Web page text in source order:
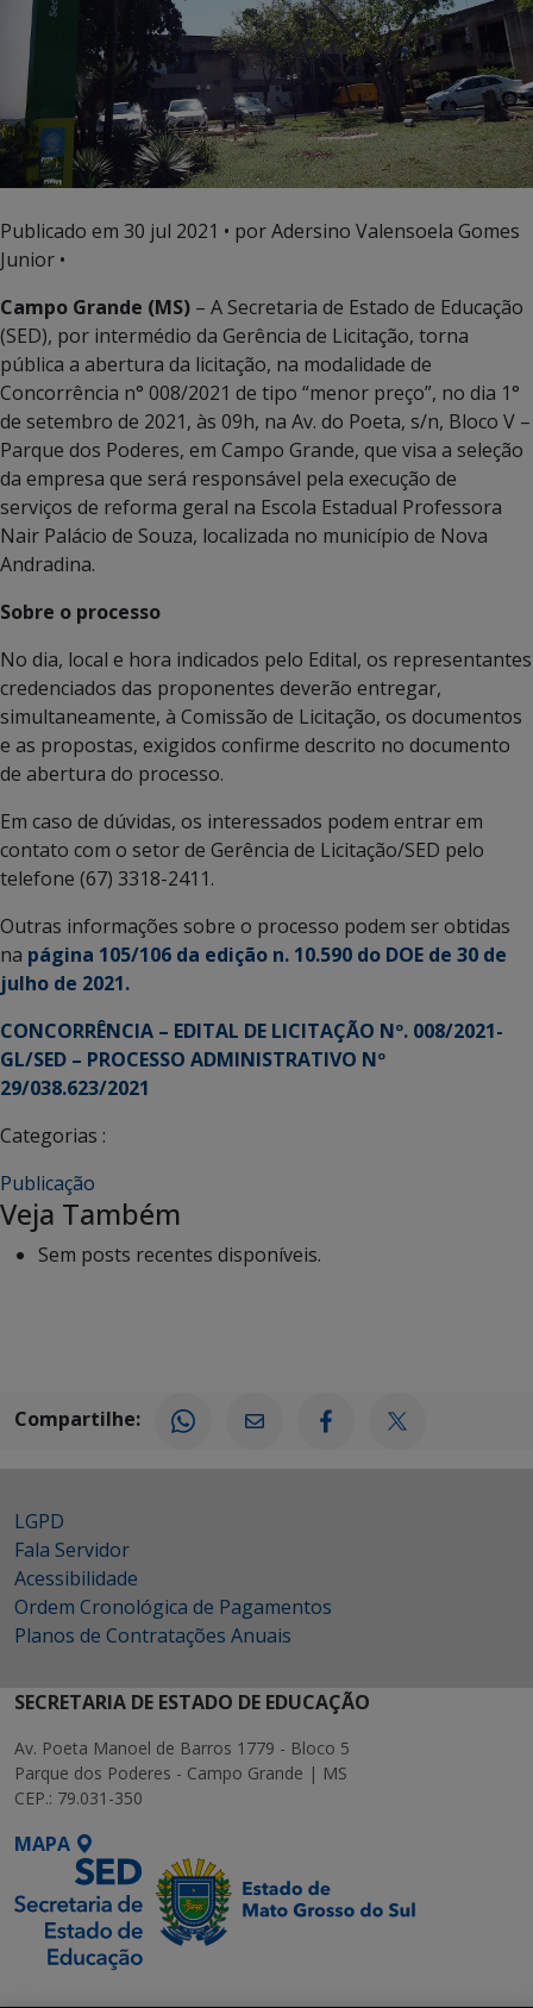
Publicado em 30 jul 2021 • por Adersino Valensoela Gomes
Junior •
Campo Grande (MS) – A Secretaria de Estado de Educação
(SED), por intermédio da Gerência de Licitação, torna
pública a abertura da licitação, na modalidade de
Concorrência n° 008/2021 de tipo “menor preço”, no dia 1°
de setembro de 2021, às 09h, na Av. do Poeta, s/n, Bloco V –
Parque dos Poderes, em Campo Grande, que visa a seleção
da empresa que será responsável pela execução de
serviços de reforma geral na Escola Estadual Professora
Nair Palácio de Souza, localizada no município de Nova
Andradina.
Sobre o processo
No dia, local e hora indicados pelo Edital, os representantes
credenciados das proponentes deverão entregar,
simultaneamente, à Comissão de Licitação, os documentos
e as propostas, exigidos confirme descrito no documento
de abertura do processo.
Em caso de dúvidas, os interessados podem entrar em
contato com o setor de Gerência de Licitação/SED pelo
telefone (67) 3318-2411.
Outras informações sobre o processo podem ser obtidas
na página 105/106 da edição n. 10.590 do DOE de 30 de
julho de 2021.
CONCORRÊNCIA – EDITAL DE LICITAÇÃO Nº. 008/2021-
GL/SED – PROCESSO ADMINISTRATIVO Nº
29/038.623/2021
Categorias :
Publicação
Veja Também
Sem posts recentes disponíveis.
Compartilhe:
LGPD
Fala Servidor
Acessibilidade
Ordem Cronológica de Pagamentos
Planos de Contratações Anuais
SECRETARIA DE ESTADO DE EDUCAÇÃO
Av. Poeta Manoel de Barros 1779 - Bloco 5
Parque dos Poderes - Campo Grande | MS
CEP.: 79.031-350
MAPA